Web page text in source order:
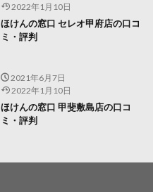
2022年1月10日
ほけんの窓口 セレオ甲府店の口コ
ミ・評判
2021年6月7日
2022年1月10日
ほけんの窓口 甲斐敷島店の口コ
ミ・評判